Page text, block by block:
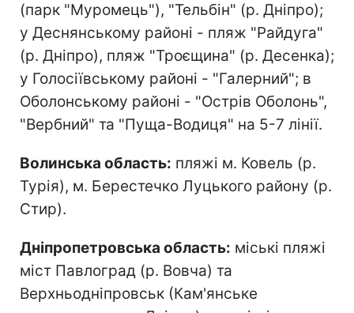
(парк "Муромець"), "Тельбін" (р. Дніпро);
у Деснянському районі - пляж "Райдуга"
(р. Дніпро), пляж "Троєщина" (р. Десенка);
у Голосіївському районі - "Галерний"; в
Оболонському районі - "Острів Оболонь",
"Вербний" та "Пуща-Водиця" на 5-7 лінії.
Волинська область: пляжі м. Ковель (р.
Турія), м. Берестечко Луцького району (р.
Стир).
Дніпропетровська область: міські пляжі
міст Павлоград (р. Вовча) та
Верхньодніпровськ (Кам'янське